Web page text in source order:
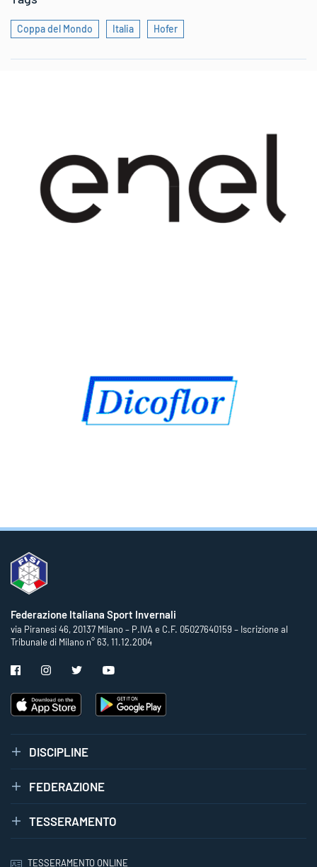
Coppa del Mondo Italia Hofer
Federazione Italiana Sport Invernali
via Piranesi 46, 20137 Milano – P.IVA e C.F. 05027640159 – Iscrizione al
Tribunale di Milano n° 63, 11.12.2004
DISCIPLINE
FEDERAZIONE
TESSERAMENTO
TESSERAMENTO ONLINE